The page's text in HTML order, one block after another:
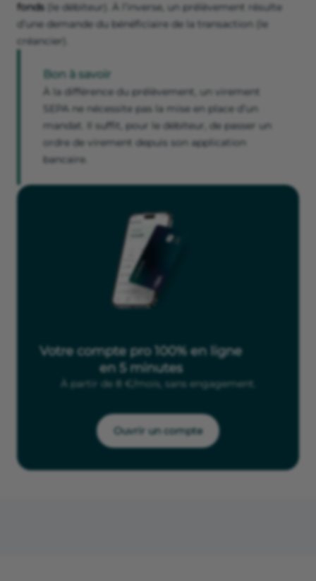
fonds (le débiteur). À l’inverse, un prélèvement résulte
d’une demande du bénéficiaire de la transaction (le
créancier).
Bon à savoir
À la différence du prélèvement, un virement
SEPA ne nécessite pas la mise en place d’un
mandat. Il suffit, pour le débiteur, de passer un
ordre de virement depuis son application
bancaire.
Votre compte pro 100% en ligne
en 5 minutes
À partir de 8 €/mois, sans engagement.
Ouvrir un compte